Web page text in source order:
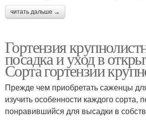
читать дальше →
Гортензия
посадка и уход в
Сорта гортензии
Прежде чем приобретать саженцы
изучить особенности каждого сорта,
понравившийся для высадки в